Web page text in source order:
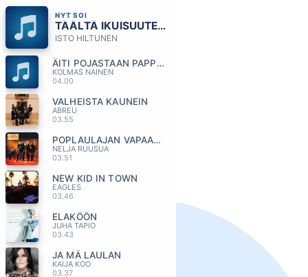
NYT SOI
TÄÄLTÄ IKUISUUTEEN
ISTO HILTUNEN
ÄITI POJASTAAN PAPPIA TOIVOI
KOLMAS NAINEN
04.00
VALHEISTA KAUNEIN
ABREU
03.55
POPLAULAJAN VAPAAPAIVA
NELJA RUUSUA
03.51
NEW KID IN TOWN
EAGLES
03.46
ELAKÖÖN
JUHA TAPIO
03.43
JA MÄ LAULAN
KAIJA KOO
03.37